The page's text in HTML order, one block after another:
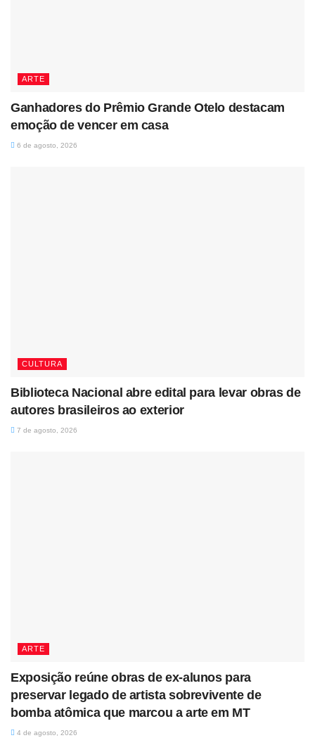
ARTE
Ganhadores do Prêmio Grande Otelo destacam
emoção de vencer em casa
6 de agosto, 2026
CULTURA
Biblioteca Nacional abre edital para levar obras de
autores brasileiros ao exterior
7 de agosto, 2026
ARTE
Exposição reúne obras de ex-alunos para
preservar legado de artista sobrevivente de
bomba atômica que marcou a arte em MT
4 de agosto, 2026